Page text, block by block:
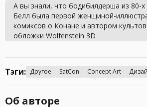
А вы знали, что бодибилдерша из 80-
Белл была первой женщиной-
комиксов о Конане и автором
обложки Wolfenstein 3D
Тэги: Другое SatCon Concept Art
Об авторе